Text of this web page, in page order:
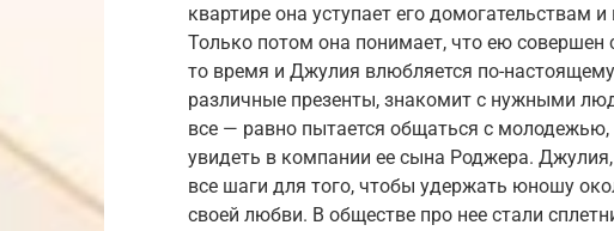
квартире она уступает его домогательствам
Только потом она понимает, что ею
то время и Джулия влюбляется по-
различные презенты, знакомит с нужными
все — равно пытается общаться с
увидеть в компании ее сына Роджера.
все шаги для того, чтобы удержать юношу
своей любви. В обществе про нее стали